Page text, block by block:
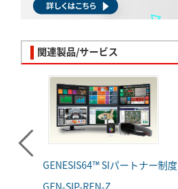
関連製品/サービス
GENESIS64™ SIパートナー制度